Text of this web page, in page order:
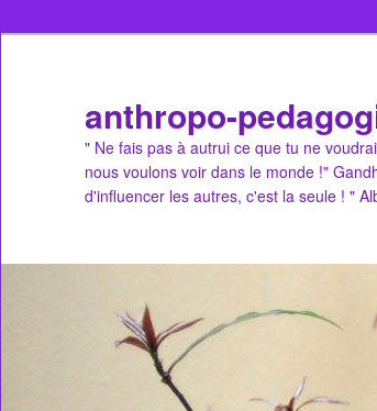
anthropo-
" Ne fais pas à autrui ce que tu ne
nous voulons voir dans le monde !"
d'influencer les autres, c'est la seule ! "